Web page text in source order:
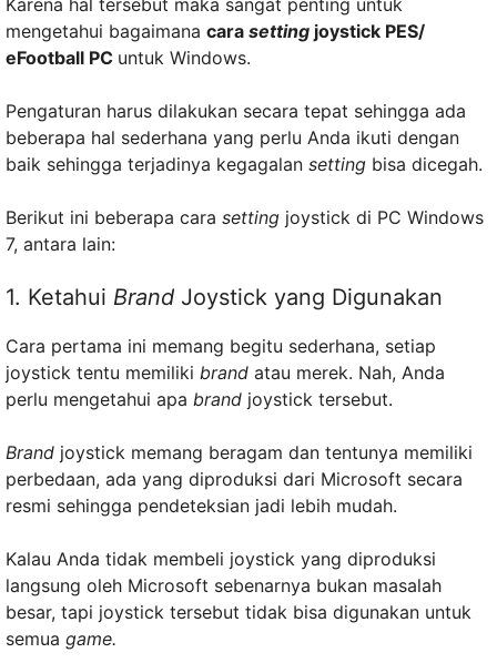
mengetahui bagaimana cara setting joystick PES/
eFootball PC untuk Windows.
Pengaturan harus dilakukan secara tepat sehingga ada
beberapa hal sederhana yang perlu Anda ikuti dengan
baik sehingga terjadinya kegagalan setting bisa dicegah.
Berikut ini beberapa cara setting joystick di PC Windows
7, antara lain:
1. Ketahui Brand Joystick yang Digunakan
Cara pertama ini memang begitu sederhana, setiap
joystick tentu memiliki brand atau merek. Nah, Anda
perlu mengetahui apa brand joystick tersebut.
Brand joystick memang beragam dan tentunya memiliki
perbedaan, ada yang diproduksi dari Microsoft secara
resmi sehingga pendeteksian jadi lebih mudah.
Kalau Anda tidak membeli joystick yang diproduksi
langsung oleh Microsoft sebenarnya bukan masalah
besar, tapi joystick tersebut tidak bisa digunakan untuk
semua game.